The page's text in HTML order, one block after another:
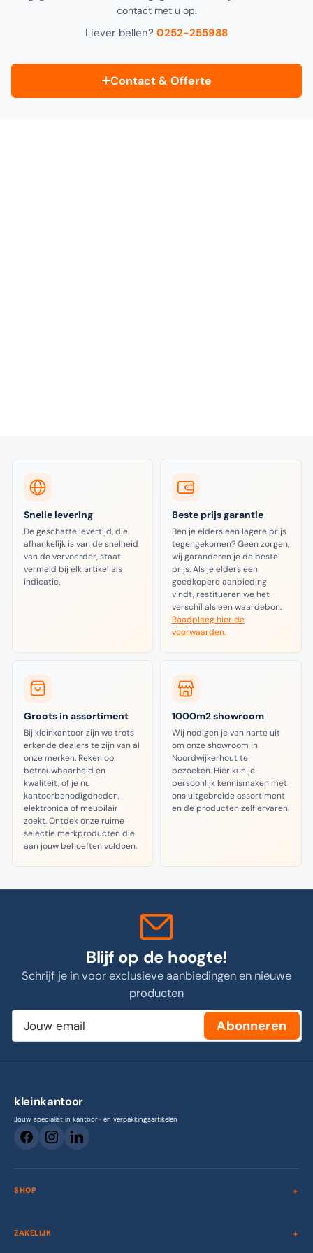
contact met u op.
Liever bellen? 0252-255988
Contact & Offerte
Snelle levering
De geschatte levertijd, die
afhankelijk is van de snelheid
van de vervoerder, staat
vermeld bij elk artikel als
indicatie.
Beste prijs garantie
Ben je elders een lagere prijs
tegengekomen? Geen zorgen,
wij garanderen je de beste
prijs. Als je elders een
goedkopere aanbieding
vindt, restitueren we het
verschil als een waardebon.
Raadpleeg hier de
voorwaarden.
Groots in assortiment
Bij kleinkantoor zijn we trots
erkende dealers te zijn van al
onze merken. Reken op
betrouwbaarheid en
kwaliteit, of je nu
kantoorbenodigdheden,
elektronica of meubilair
zoekt. Ontdek onze ruime
selectie merkproducten die
aan jouw behoeften voldoen.
1000m2 showroom
Wij nodigen je van harte uit
om onze showroom in
Noordwijkerhout te
bezoeken. Hier kun je
persoonlijk kennismaken met
ons uitgebreide assortiment
en de producten zelf ervaren.
Blijf op de hoogte!
Schrijf je in voor exclusieve aanbiedingen en nieuwe
producten
Jouw
email
Abonneren
kleinkantoor
Jouw specialist in kantoor- en verpakkingsartikelen
SHOP
ZAKELIJK